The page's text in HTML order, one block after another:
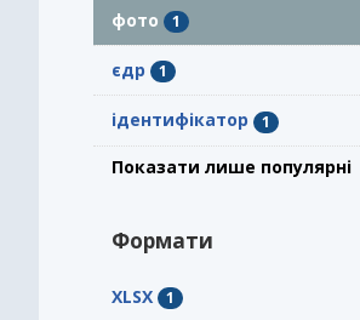
фото 1
єдр 1
ідентифікатор 1
Показати лише популярні
Формати
XLSX 1